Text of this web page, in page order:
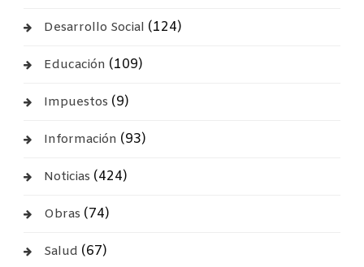
Desarrollo Social (124)
Educación (109)
Impuestos (9)
Información (93)
Noticias (424)
Obras (74)
Salud (67)